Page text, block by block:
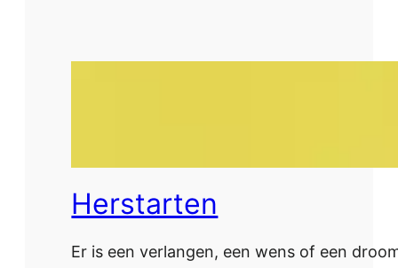
Herstarten
Er is een verlangen, een wens of een